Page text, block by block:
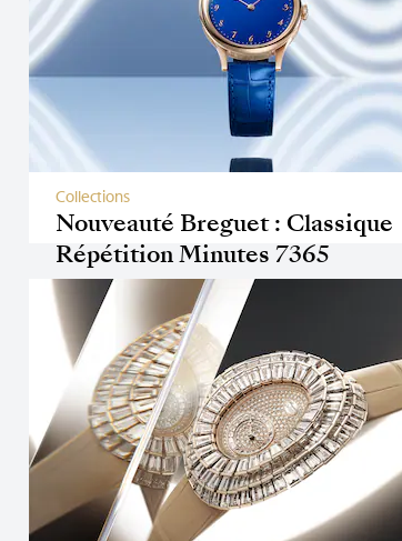
Nouveauté Breguet : Classique
Répétition Minutes 7365
Collections